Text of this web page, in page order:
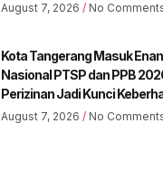
August 7, 2026 No
Kota Tangerang Masuk
Nasional PTSP dan PPB
Perizinan Jadi Kunci
August 7, 2026 No